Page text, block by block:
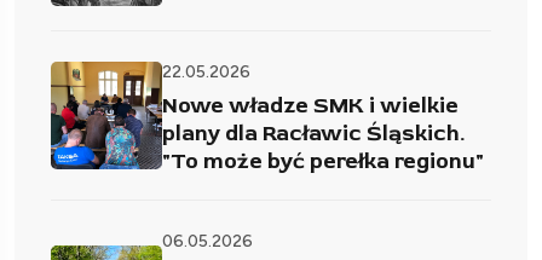
22.05.2026
Nowe władze SMK i wielkie
plany dla Racławic Śląskich.
"To może być perełka regionu"
06.05.2026